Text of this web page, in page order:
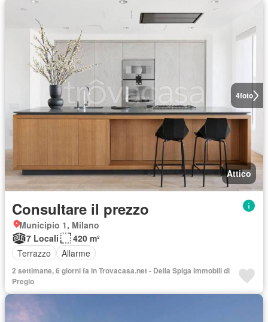
4foto
Attico
Consultare il prezzo
Municipio 1, Milano
7 Locali
420 m²
Terrazzo
Allarme
2 settimane, 6 giorni fa in Trovacasa.net - Della Spiga Immobili di
Pregio